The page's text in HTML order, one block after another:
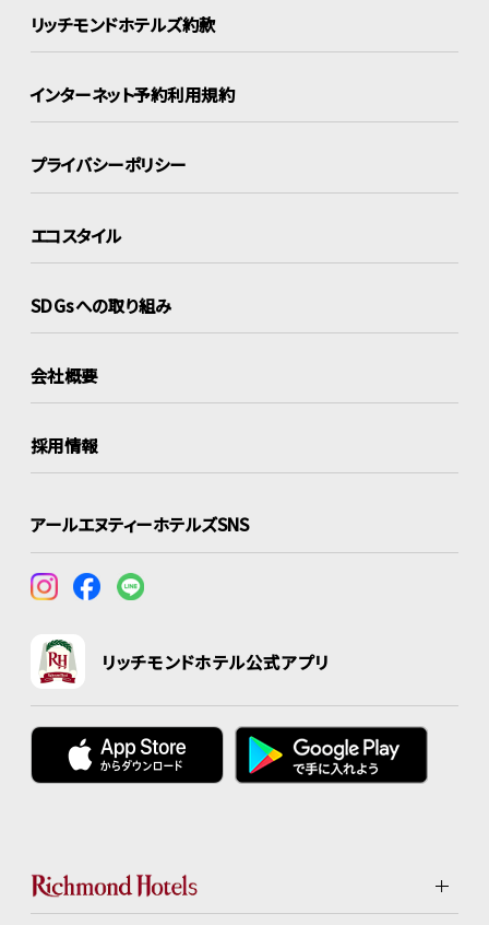
リッチモンドホテルズ約款
インターネット予約利用規約
プライバシーポリシー
エコスタイル
SDGsへの取り組み
会社概要
採用情報
アールエヌティーホテルズSNS
リッチモンドホテル公式アプリ